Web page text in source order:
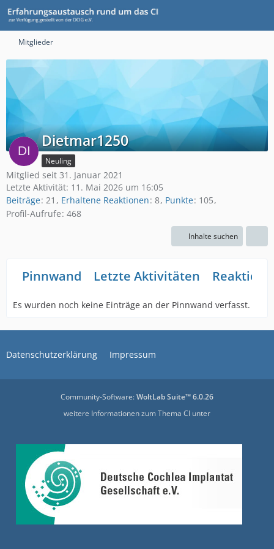
Mitglieder
Dietmar1250
Neuling
Mitglied seit 31. Januar 2021
Letzte Aktivität: 11. Mai 2026 um 16:05
Beiträge 21 Erhaltene Reaktionen 8 Punkte 105
Profil-Aufrufe 468
Inhalte suchen
Pinnwand Letzte Aktivitäten
Es wurden noch keine Einträge an der Pinnwand verfasst.
Datenschutzerklärung Impressum
Community-Software:WoltLab Suite™ 6.0.26
weitere Informationen zum Thema CI unter